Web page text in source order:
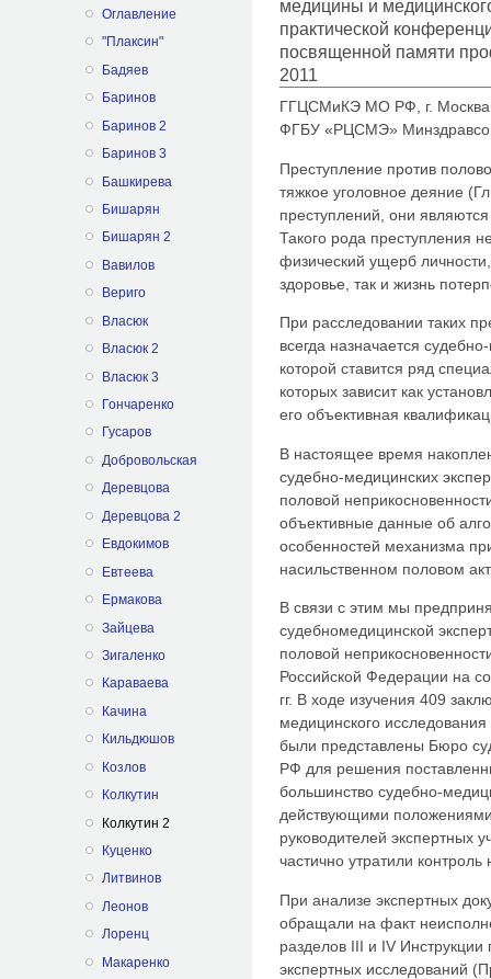
Оглавление
"Плаксин"
Бадяев
Баринов
Баринов 2
Баринов 3
Башкирева
Бишарян
Бишарян 2
Вавилов
Вериго
Власюк
Власюк 2
Власюк 3
Гончаренко
Гусаров
Добровольская
Деревцова
Деревцова 2
Евдокимов
Евтеева
Ермакова
Зайцева
Зигаленко
Караваева
Качина
Кильдюшов
Козлов
Колкутин
Колкутин 2
Куценко
Литвинов
Леонов
Лоренц
Макаренко
медицины и
практической
посвященной памяти
2011
ГГЦСМиКЭ МО РФ, г. Москва
ФГБУ «РЦСМЭ»
Преступление против
тяжкое уголовное деяние
преступлений, они
Такого рода преступления
физический ущерб личности,
здоровье, так и жизнь
При расследовании таких
всегда назначается
которой ставится ряд
которых зависит как
его объективная
В настоящее время
судебно-медицинских
половой
объективные данные об
особенностей механизма
насильственном половом
В связи с этим мы
судебномедицинской
половой
Российской Федерации на
гг. В ходе изучения 409
медицинского
были представлены Бюро
РФ для решения
большинство судебно-
действующими
руководителей экспертных
частично утратили контроль
При анализе экспертных
обращали на факт
разделов III и IV Инструкции
экспертных исследований